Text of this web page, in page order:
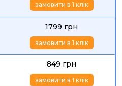
замовити в 1 клік
1799 грн
замовити в 1 клік
849 грн
замовити в 1 клік